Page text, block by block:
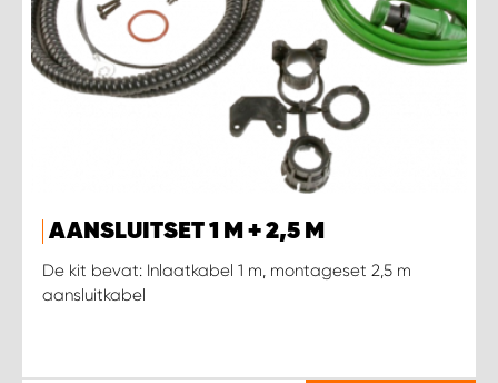
AANSLUITSET 1 M + 2,5 M
De kit bevat: Inlaatkabel 1 m, montageset 2,5 m
aansluitkabel